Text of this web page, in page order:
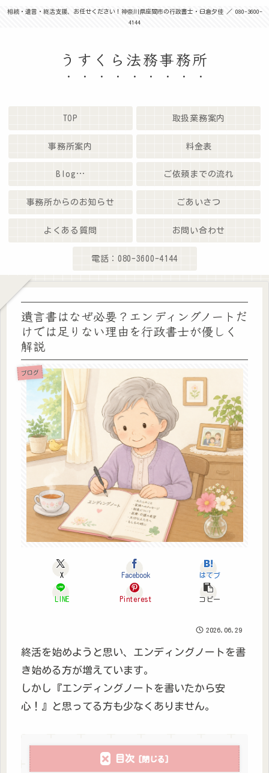
相続・遺言・終活支援、お任せください！神奈川県座間市の行政書士・臼倉夕佳 ／ 080-3600-
4144
うすくら法務事務所
TOP 取扱業務案内
事務所案内 料金表
Blog… ご依頼までの流れ
事務所からのお知らせ ごあいさつ
よくある質問 お問い合わせ
電話：080-3600-4144
遺言書はなぜ必要？エンディングノートだ
けでは足りない理由を行政書士が優しく
解説
ブログ
X Facebook はてブ
LINE Pinterest コピー
2026.06.29
終活を始めようと思い、エンディングノートを書
き始める方が増えています。
しかし『エンディングノートを書いたから安
心！』と思ってる方も少なくありません。
目次